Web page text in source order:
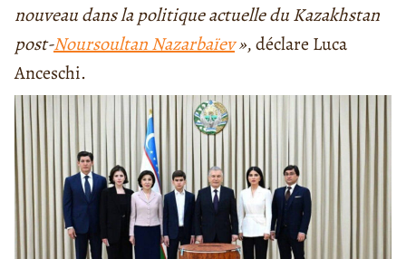
nouveau dans la politique actuelle du Kazakhstan
post-Noursoultan Nazarbaïev», déclare Luca
Anceschi.